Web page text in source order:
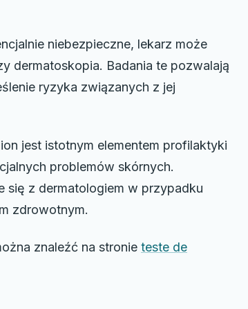
niebezpieczne, lekarz może
dermatoskopia. Badania te pozwalają
ryzyka związanych z jej
jest istotnym elementem profilaktyki
problemów skórnych.
się z dermatologiem w przypadku
zdrowotnym.
znaleźć na stronie teste de